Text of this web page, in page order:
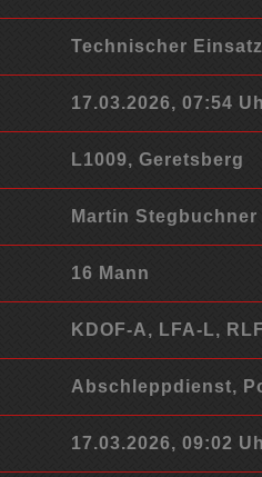
Technischer Einsatz
17.03.2026, 07:54
L1009, Geretsberg
Martin Stegbuchner
16 Mann
KDOF-A, LFA-L,
Abschleppdienst,
17.03.2026, 09:02